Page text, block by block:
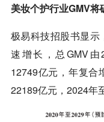
美妆个护行业GMV将
极易科技招股书显
速增长，总GMV
12749亿元，年复合
22189亿元，2024年